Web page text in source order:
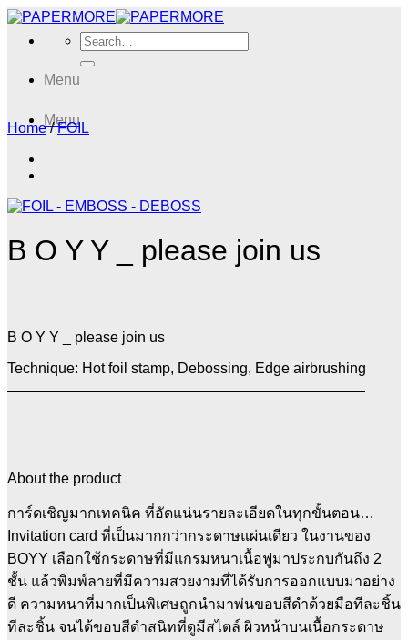
Skip
content
Search
for:
Menu
Menu
Home / FOIL
B O Y Y _ please join us
B O Y Y _ please join us
Technique: Hot foil stamp, Debossing, Edge airbrushing
About the product
การ์ดเชิญมากเทคนิค ที่อัดแน่นรายละเอียดในทุกขั้นตอน…
Invitation card ที่เป็นมากกว่ากระดาษแผ่นเดียว ในงานของ
BOYY เลือกใช้กระดาษที่มีแกรมหนาเนื้อฟูมาประกบกันถึง 2
ชั้น แล้วพิมพ์ลายที่มีความสวยงามที่ได้รับการออกแบบมาอย่าง
ดี ความหนาที่มากเป็นพิเศษถูกนำมาพ่นขอบสีดำด้วยมือทีละชิ้น
ทีละชิ้น จนได้ขอบสีดำสนิทที่ดูมีสไตล์ ผิวหน้าบนเนื้อกระดาษ